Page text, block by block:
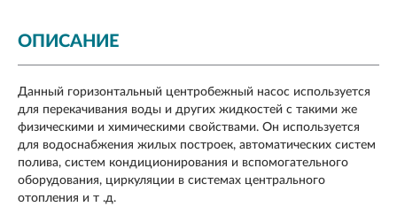
ОПИСАНИЕ
Данный горизонтальный центробежный насос используется
для перекачивания воды и других жидкостей с такими же
физическими и химическими свойствами. Он используется
для водоснабжения жилых построек, автоматических систем
полива, систем кондиционирования и вспомогательного
оборудования, циркуляции в системах центрального
отопления и т .д.